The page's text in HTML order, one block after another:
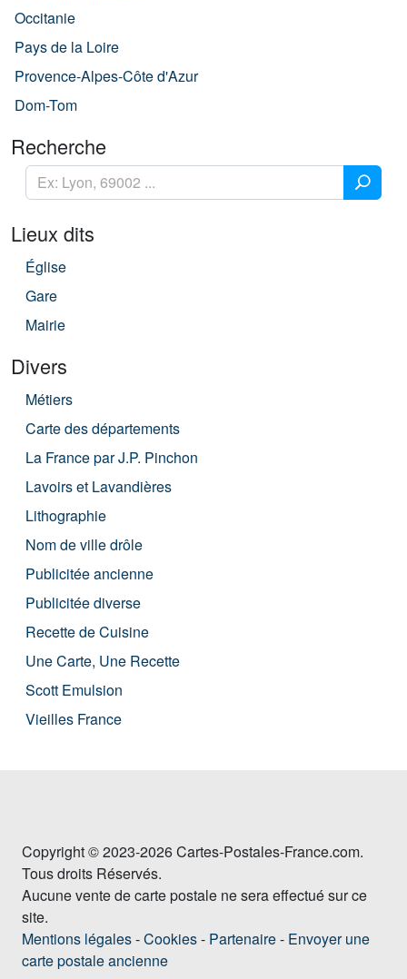
Occitanie
Pays de la Loire
Provence-Alpes-Côte d'Azur
Dom-Tom
Recherche
Lieux dits
Église
Gare
Mairie
Divers
Métiers
Carte des départements
La France par J.P. Pinchon
Lavoirs et Lavandières
Lithographie
Nom de ville drôle
Publicitée ancienne
Publicitée diverse
Recette de Cuisine
Une Carte, Une Recette
Scott Emulsion
Vieilles France
Copyright © 2023-2026 Cartes-Postales-France.com.
Tous droits Réservés.
Aucune vente de carte postale ne sera effectué sur ce
site.
Mentions légales-Cookies- Partenaire- Envoyer une
carte postale ancienne